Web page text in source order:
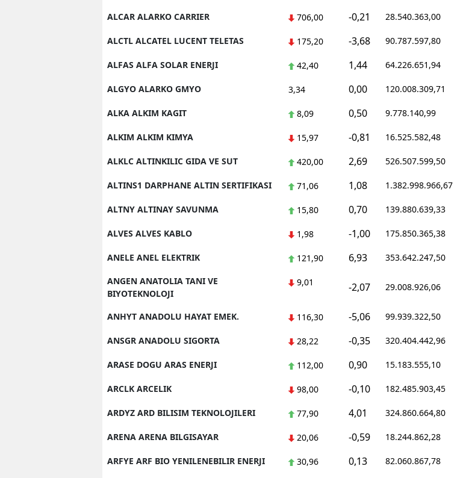
ALCAR ALARKO CARRIER 706,00 -0,21 28.540.363,00
ALCTL ALCATEL LUCENT TELETAS 175,20 -3,68 90.787.597,80
ALFAS ALFA SOLAR ENERJI 42,40 1,44 64.226.651,94
ALGYO ALARKO GMYO 3,34 0,00 120.008.309,71
ALKA ALKIM KAGIT 8,09 0,50 9.778.140,99
ALKIM ALKIM KIMYA 15,97 -0,81 16.525.582,48
ALKLC ALTINKILIC GIDA VE SUT 420,00 2,69 526.507.599,50
ALTINS1 DARPHANE ALTIN SERTIFIKASI 71,06 1,08 1.382.998.966,67
ALTNY ALTINAY SAVUNMA 15,80 0,70 139.880.639,33
ALVES ALVES KABLO 1,98 -1,00 175.850.365,38
ANELE ANEL ELEKTRIK 121,90 6,93 353.642.247,50
ANGEN ANATOLIA TANI VE
BIYOTEKNOLOJI
9,01 -2,07 29.008.926,06
ANHYT ANADOLU HAYAT EMEK. 116,30 -5,06 99.939.322,50
ANSGR ANADOLU SIGORTA 28,22 -0,35 320.404.442,96
ARASE DOGU ARAS ENERJI 112,00 0,90 15.183.555,10
ARCLK ARCELIK 98,00 -0,10 182.485.903,45
ARDYZ ARD BILISIM TEKNOLOJILERI 77,90 4,01 324.860.664,80
ARENA ARENA BILGISAYAR 20,06 -0,59 18.244.862,28
ARFYE ARF BIO YENILENEBILIR ENERJI 30,96 0,13 82.060.867,78